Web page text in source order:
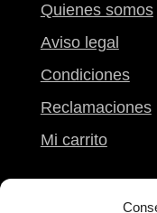
Quienes somos
Aviso legal
Condiciones
Reclamaciones
Mi carrito